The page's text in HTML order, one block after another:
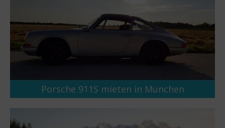
Porsche 911S mieten in München